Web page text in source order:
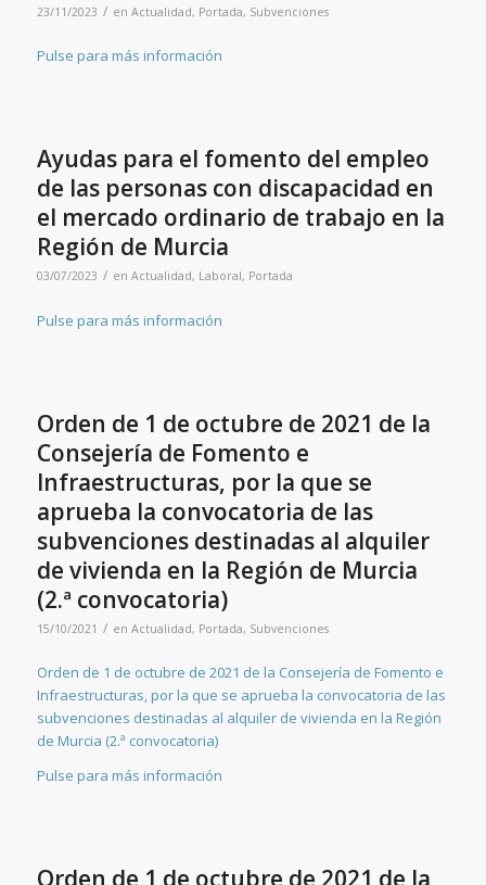
23/11/2023 / en Actualidad, Portada, Subvenciones
Pulse para más información
Ayudas para el fomento del empleo
de las personas con discapacidad en
el mercado ordinario de trabajo en la
Región de Murcia
03/07/2023 / en Actualidad, Laboral, Portada
Pulse para más información
Orden de 1 de octubre de 2021 de la
Consejería de Fomento e
Infraestructuras, por la que se
aprueba la convocatoria de las
subvenciones destinadas al alquiler
de vivienda en la Región de Murcia
(2.ª convocatoria)
15/10/2021 / en Actualidad, Portada, Subvenciones
Orden de 1 de octubre de 2021 de la Consejería de Fomento e
Infraestructuras, por la que se aprueba la convocatoria de las
subvenciones destinadas al alquiler de vivienda en la Región
de Murcia (2.ª convocatoria)
Pulse para más información
Orden de 1 de octubre de 2021 de la